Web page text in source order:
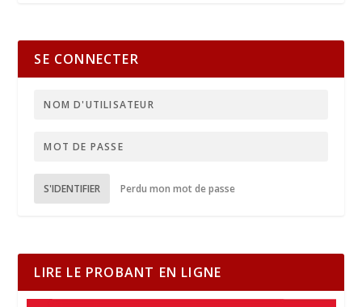
SE CONNECTER
S'IDENTIFIER Perdu mon mot de passe
LIRE LE PROBANT EN LIGNE